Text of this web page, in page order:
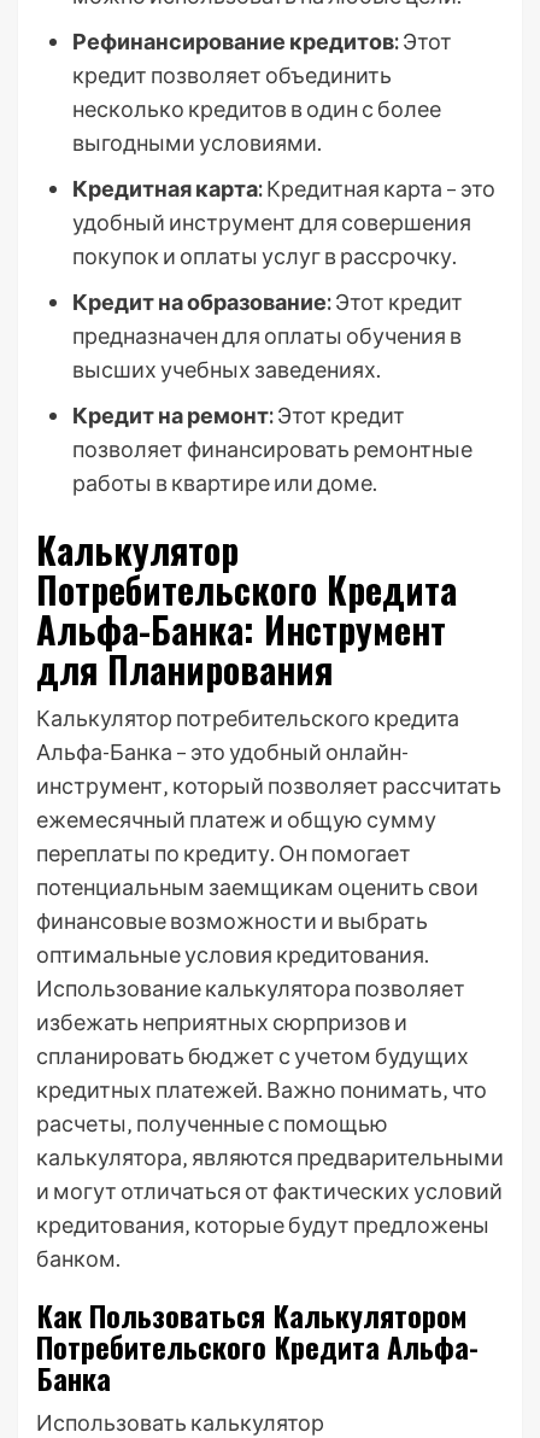
Рефинансирование кредитов:Этот
кредит позволяет объединить
несколько кредитов в один с более
выгодными условиями.
Кредитная карта:Кредитная карта – это
удобный инструмент для совершения
покупок и оплаты услуг в рассрочку.
Кредит на образование:Этот кредит
предназначен для оплаты обучения в
высших учебных заведениях.
Кредит на ремонт:Этот кредит
позволяет финансировать ремонтные
работы в квартире или доме.
Калькулятор
Потребительского Кредита
Альфа-Банка: Инструмент
для Планирования
Калькулятор потребительского кредита
Альфа-Банка – это удобный онлайн-
инструмент‚ который позволяет рассчитать
ежемесячный платеж и общую сумму
переплаты по кредиту. Он помогает
потенциальным заемщикам оценить свои
финансовые возможности и выбрать
оптимальные условия кредитования.
Использование калькулятора позволяет
избежать неприятных сюрпризов и
спланировать бюджет с учетом будущих
кредитных платежей. Важно понимать‚ что
расчеты‚ полученные с помощью
калькулятора‚ являются предварительными
и могут отличаться от фактических условий
кредитования‚ которые будут предложены
банком.
Как Пользоваться Калькулятором
Потребительского Кредита Альфа-
Банка
Использовать калькулятор